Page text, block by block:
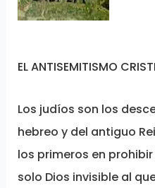
EL ANTISEMITISMO
Los judíos son los
hebreo y del antiguo
los primeros en
solo Dios invisible al